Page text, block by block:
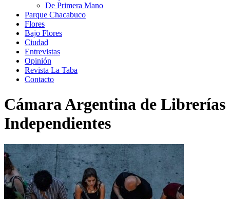
De Primera Mano
Parque Chacabuco
Flores
Bajo Flores
Ciudad
Entrevistas
Opinión
Revista La Taba
Contacto
Cámara Argentina de Librerías
Independientes